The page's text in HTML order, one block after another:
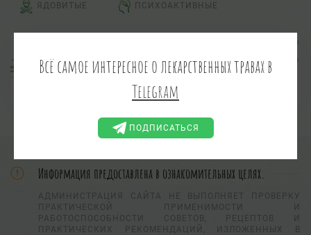
ЯДОВИТЫЕ ПСИХОАКТИВНЫЕ
Allium сера L.
Информация предоставлена в ознакомительных целях.
АДМИНИСТРАЦИЯ САЙТА НЕ ВЫПОЛНЯЕТ ПРОВЕРКУ
ПРАКТИЧЕСКОЙ ПРИМЕНИМОСТИ И
РАБОТОСПОСОБНОСТИ СОВЕТОВ, РЕЦЕПТОВ И
ПРАКТИЧЕСКИХ РЕКОМЕНДАЦИЙ, ИЗЛОЖЕННЫХ В
Всё самое интересное о лекарственных травах в
Telegram
ПОДПИСАТЬСЯ